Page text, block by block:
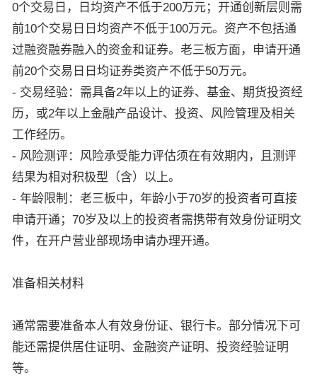
0个交易日，日均资产不低于200万元；开通创新层则需
前10个交易日日均资产不低于100万元。资产不包括通
过融资融券融入的资金和证券。老三板方面，申请开通
前20个交易日日均证券类资产不低于50万元。
- 交易经验：需具备2年以上的证券、基金、期货投资经
历，或2年以上金融产品设计、投资、风险管理及相关
工作经历。
- 风险测评：风险承受能力评估须在有效期内，且测评
结果为相对积极型（含）以上。
- 年龄限制：老三板中，年龄小于70岁的投资者可直接
申请开通；70岁及以上的投资者需携带有效身份证明文
件，在开户营业部现场申请办理开通。
准备相关材料
通常需要准备本人有效身份证、银行卡。部分情况下可
能还需提供居住证明、金融资产证明、投资经验证明
等。